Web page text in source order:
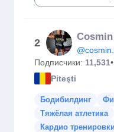
2
Подписчики: 11,531
Piteşti
Бодибилдинг
Тяжёлая атлетика
Кардио тренировки